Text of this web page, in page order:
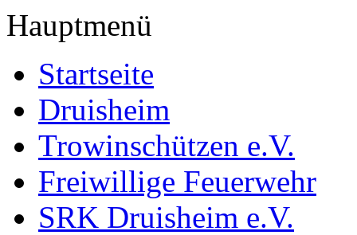
Hauptmenü
Startseite
Druisheim
Trowinschützen e.V.
Freiwillige Feuerwehr
SRK Druisheim e.V.